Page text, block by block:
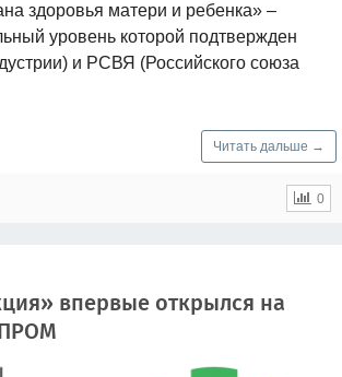
здоровья матери и ребенка» –
уровень которой подтвержден
и РСВЯ (Российского союза
Читать дальше →
0
впервые открылся на